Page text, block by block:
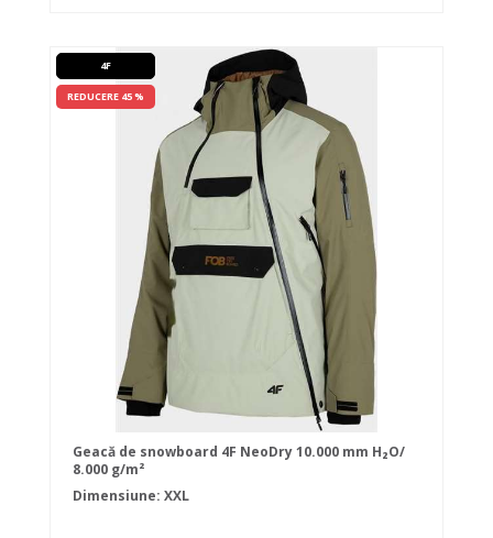
4F
REDUCERE 45 %
Geacă de snowboard 4F NeoDry 10.000 mm H₂O/
8.000 g/m²
Dimensiune: XXL